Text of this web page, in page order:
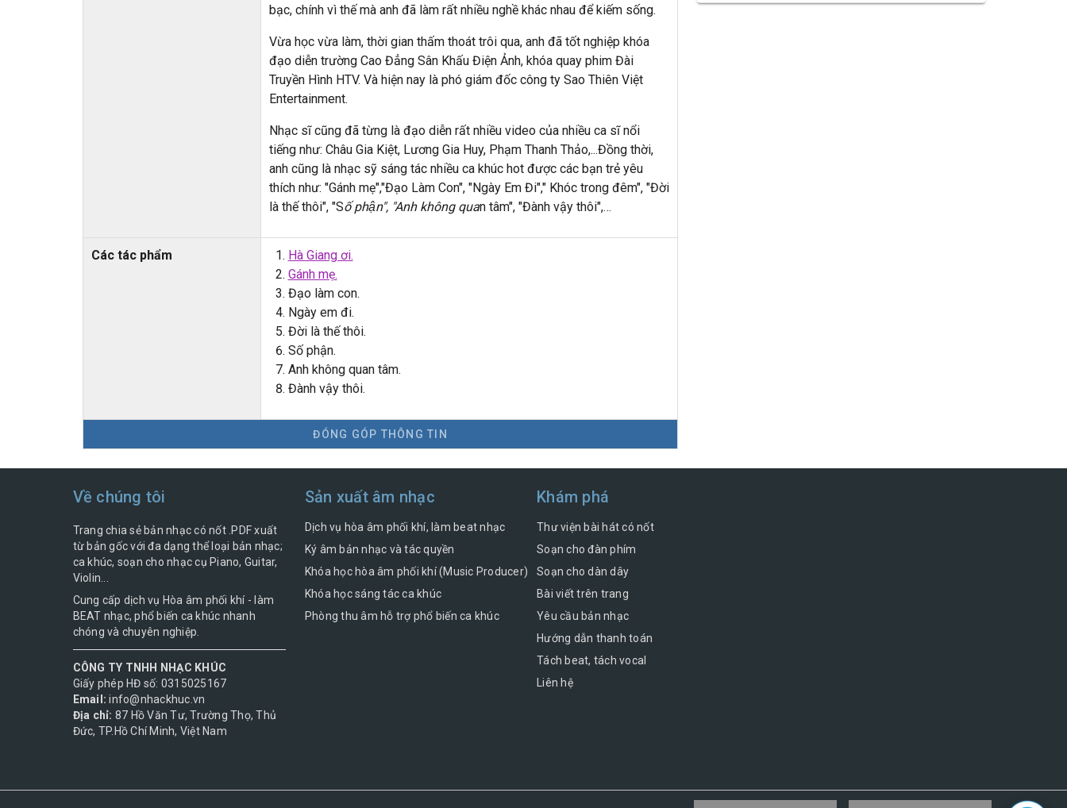
bạc, chính vì thế mà anh đã làm rất nhiều nghề khác nhau để kiếm sống.
Vừa học vừa làm, thời gian thấm thoát trôi qua, anh đã tốt nghiệp khóa
đạo diễn trường Cao Đẳng Sân Khấu Điện Ảnh, khóa quay phim Đài
Truyền Hình HTV. Và hiện nay là phó giám đốc công ty Sao Thiên Việt
Entertainment.
Nhạc sĩ cũng đã từng là đạo diễn rất nhiều video của nhiều ca sĩ nổi
tiếng như: Châu Gia Kiệt, Lương Gia Huy, Phạm Thanh Thảo,...Đồng thời,
anh cũng là nhạc sỹ sáng tác nhiều ca khúc hot được các bạn trẻ yêu
thích như: "Gánh mẹ","Đạo Làm Con", "Ngày Em Đi"," Khóc trong đêm", "Đời
là thế thôi","Số phận", "Anh không quan tâm", "Đành vậy thôi",…
Các tác phẩm
Hà Giang ơi.
Gánh mẹ.
Đạo làm con.
Ngày em đi.
Đời là thế thôi.
Số phận.
Anh không quan tâm.
Đành vậy thôi.
ĐÓNG GÓP THÔNG TIN
Về chúng tôi
Trang chia sẻ bản nhạc có nốt .PDF xuất
từ bản gốc với đa dạng thể loại bản nhạc;
ca khúc, soạn cho nhạc cụ Piano, Guitar,
Violin...
Cung cấp dịch vụ Hòa âm phối khí - làm
BEAT nhạc, phổ biến ca khúc nhanh
chóng và chuyên nghiệp.
CÔNG TY TNHH NHẠC KHÚC
Giấy phép HĐ số: 0315025167
Email: info@nhackhuc.vn
Địa chỉ: 87 Hồ Văn Tư, Trường Thọ, Thủ
Đức, TP.Hồ Chí Minh, Việt Nam
Sản xuất âm nhạc
Dịch vụ hòa âm phối khí, làm beat nhạc
Ký âm bản nhạc và tác quyền
Khóa học hòa âm phối khí (Music Producer)
Khóa học sáng tác ca khúc
Phòng thu âm hỗ trợ phổ biến ca khúc
Khám phá
Thư viện bài hát có nốt
Soạn cho đàn phím
Soạn cho dàn dây
Bài viết trên trang
Yêu cầu bản nhạc
Hướng dẫn thanh toán
Tách beat, tách vocal
Liên hệ